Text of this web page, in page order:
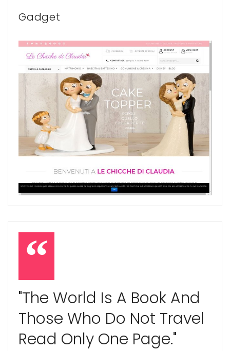
Gadget
"The World Is A Book And
Those Who Do Not Travel
Read Only One Page."